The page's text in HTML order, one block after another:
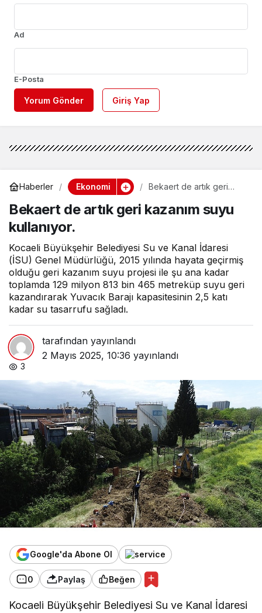
Ad
E-Posta
Yorum Gönder Giriş Yap
Haberler Ekonomi
Bekaert de artık geri
Bekaert de artık geri kazanım suyu
kullanıyor.
Kocaeli Büyükşehir Belediyesi Su ve Kanal İdaresi
(İSU) Genel Müdürlüğü, 2015 yılında hayata geçirmiş
olduğu geri kazanım suyu projesi ile şu ana kadar
toplamda 129 milyon 813 bin 465 metreküp suyu geri
kazandırarak Yuvacık Barajı kapasitesinin 2,5 katı
kadar su tasarrufu sağladı.
tarafından yayınlandı
2 Mayıs 2025, 10:36 yayınlandı
3
Google'da Abone Ol
0 Paylaş Beğen
Kocaeli Büyükşehir Belediyesi Su ve Kanal İdaresi